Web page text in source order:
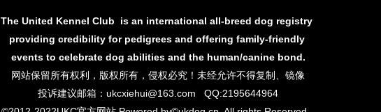
The United Kennel Club is an international all-breed dog registry
providing credibility for pedigrees and offering family-friendly
events to celebrate dog abilities and the human/canine bond.
网站保留所有权利， 版权所有，侵权必究！未经允许不得复制、镜像
投诉建议邮箱：ukcxiehui@163.com QQ:2195644964